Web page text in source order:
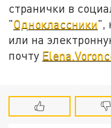
странички в
"Одноклассники",
или на
почту